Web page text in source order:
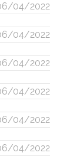
04/2022
04/2022
04/2022
04/2022
04/2022
04/2022